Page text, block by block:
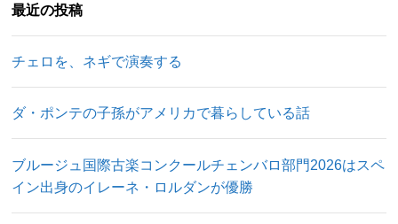
最近の投稿
チェロを、ネギで演奏する
ダ・ポンテの子孫がアメリカで暮らしている話
ブルージュ国際古楽コンクールチェンバロ部門2026はスペ
イン出身のイレーネ・ロルダンが優勝